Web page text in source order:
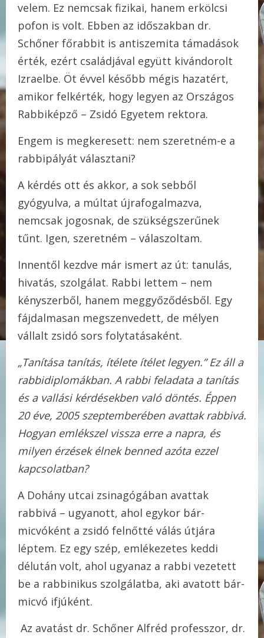
velem. Ez nemcsak fizikai, hanem erkölcsi
pofon is volt. Ebben az időszakban dr.
Schőner főrabbit is antiszemita támadások
érték, ezért családjával együtt kivándorolt
Izraelbe. Öt évvel később mégis hazatért,
amikor felkérték, hogy legyen az Országos
Rabbiképző – Zsidó Egyetem rektora.
Engem is megkeresett: nem szeretném-e a
rabbipályát választani?
A kérdés ott és akkor, a sok sebből
gyógyulva, a múltat újrafogalmazva,
nemcsak jogosnak, de szükségszerűnek
tűnt. Igen, szeretném – válaszoltam.
Innentől kezdve már ismert az út: tanulás,
hivatás, szolgálat. Rabbi lettem – nem
kényszerből, hanem meggyőződésből. Egy
fájdalmasan megszenvedett, de mélyen
vállalt zsidó sors folytatásaként.
„Tanítása tanítás, ítélete ítélet legyen.” Ez áll a
rabbidiplomákban. A rabbi feladata a tanítás
és a vallási kérdésekben való döntés. Éppen
20 éve, 2005 szeptemberében avattak rabbivá.
Hogyan emlékszel vissza erre a napra, és
milyen érzések élnek benned azóta ezzel
kapcsolatban?
A Dohány utcai zsinagógában avattak
rabbivá – ugyanott, ahol egykor bár-
micvóként a zsidó felnőtté válás útjára
léptem. Ez egy szép, emlékezetes keddi
délután volt, ahol ugyanaz a rabbi vezetett
be a rabbinikus szolgálatba, aki avatott bár-
micvó ifjúként.
Az avatást dr. Schőner Alfréd professzor, dr.